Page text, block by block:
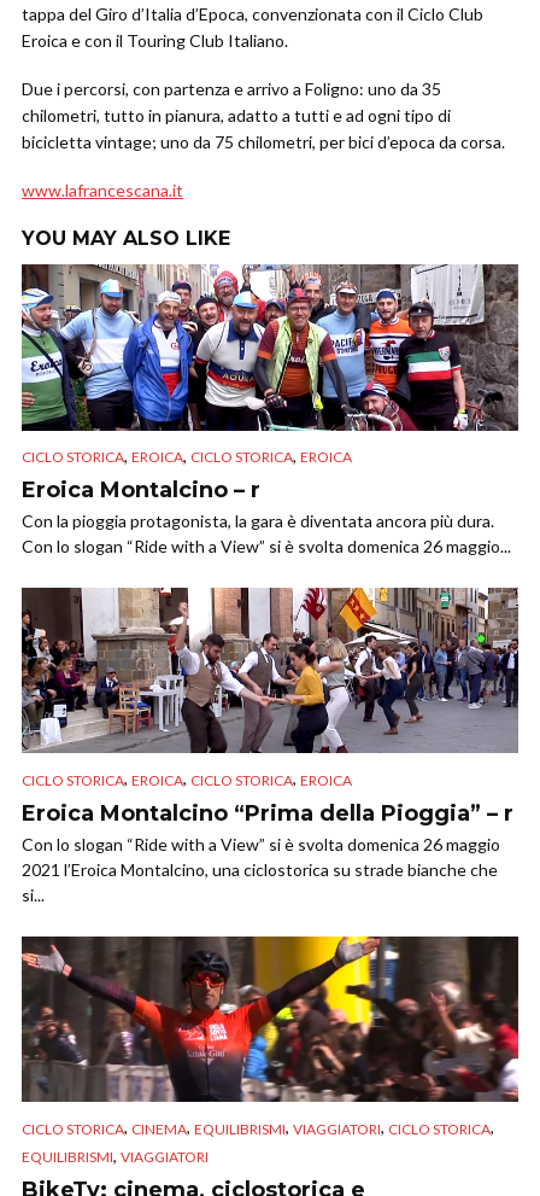
tappa del Giro d’Italia d’Epoca, convenzionata con il Ciclo Club
Eroica e con il Touring Club Italiano.
Due i percorsi, con partenza e arrivo a Foligno: uno da 35
chilometri, tutto in pianura, adatto a tutti e ad ogni tipo di
bicicletta vintage; uno da 75 chilometri, per bici d’epoca da corsa.
www.lafrancescana.it
YOU MAY ALSO LIKE
CICLO STORICA, EROICA, CICLO STORICA, EROICA
Eroica Montalcino – r
Con la pioggia protagonista, la gara è diventata ancora più dura.
Con lo slogan “Ride with a View” si è svolta domenica 26 maggio...
CICLO STORICA, EROICA, CICLO STORICA, EROICA
Eroica Montalcino “Prima della Pioggia” – r
Con lo slogan “Ride with a View” si è svolta domenica 26 maggio
2021 l’Eroica Montalcino, una ciclostorica su strade bianche che
si...
CICLO STORICA, CINEMA, EQUILIBRISMI, VIAGGIATORI, CICLO STORICA,
EQUILIBRISMI, VIAGGIATORI
BikeTv: cinema, ciclostorica e